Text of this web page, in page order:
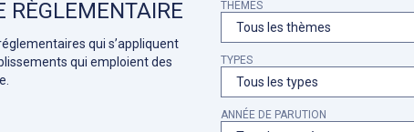
RÈGLEMENTAIRE
qui s’appliquent
qui emploient des
THEMES
TYPES
ANNÉE DE PARUTION